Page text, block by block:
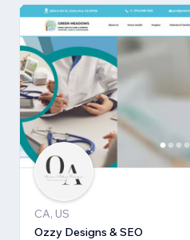
CA, US
Ozzy Designs & SEO